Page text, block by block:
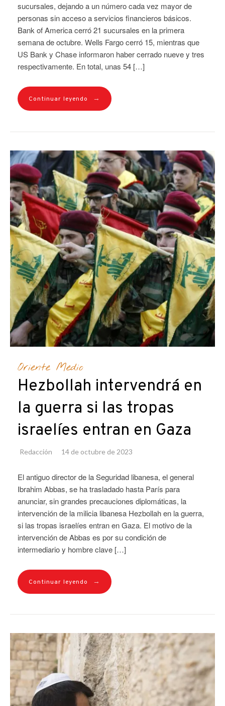
sucursales, dejando a un número cada vez mayor de
personas sin acceso a servicios financieros básicos.
Bank of America cerró 21 sucursales en la primera
semana de octubre. Wells Fargo cerró 15, mientras que
US Bank y Chase informaron haber cerrado nueve y tres
respectivamente. En total, unas 54 […]
Continuar leyendo →
Oriente Medio
Hezbollah intervendrá en
la guerra si las tropas
israelíes entran en Gaza
Redacción 14 de octubre de 2023
El antiguo director de la Seguridad libanesa, el general
Ibrahim Abbas, se ha trasladado hasta París para
anunciar, sin grandes precauciones diplomáticas, la
intervención de la milicia libanesa Hezbollah en la guerra,
si las tropas israelíes entran en Gaza. El motivo de la
intervención de Abbas es por su condición de
intermediario y hombre clave […]
Continuar leyendo →